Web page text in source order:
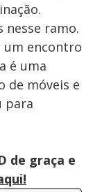
nesse ramo.
um encontro
é uma
de móveis e
para
de graça e